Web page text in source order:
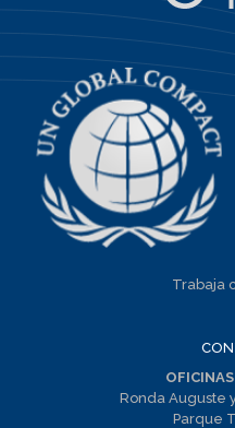
Trabaja
Ronda Auguste
Parque